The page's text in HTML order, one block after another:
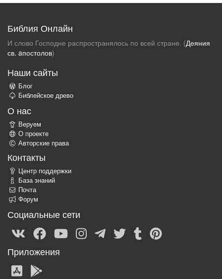
Библия Онлайн
И слово Господне распространялось по всей стране. (Деяния
св. aпостолов)
Наши сайты
Блог
Библейское древо
О нас
Веруем
О проекте
Авторские права
Контакты
Центр поддержки
База знаний
Почта
Форум
Социальные сети
Приложения